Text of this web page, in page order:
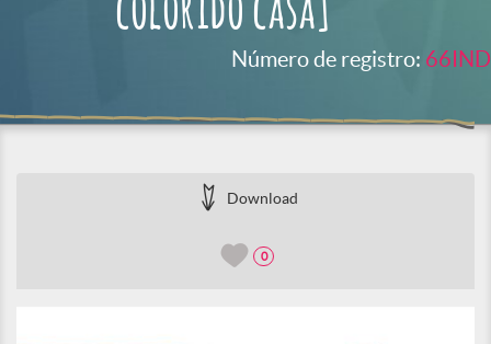
colorido casa]
Número de registro: 66IND
Download
0